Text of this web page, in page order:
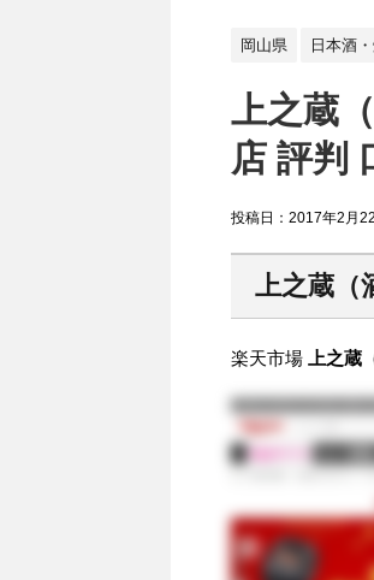
岡山県 日本酒
上之蔵
店 評判
投稿日： 2017年2月
上之蔵（
楽天市場 上之